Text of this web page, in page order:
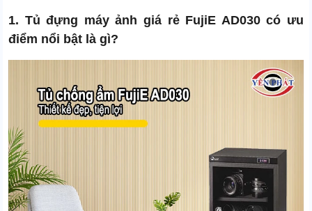
Xuất xứ Chính hãng
1. Tủ đựng máy ảnh giá rẻ FujiE AD030 có ưu
điểm nổi bật là gì?